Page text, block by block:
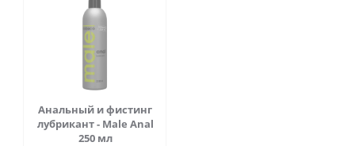
Анальный и фистинг
лубрикант - Male Anal
250 мл